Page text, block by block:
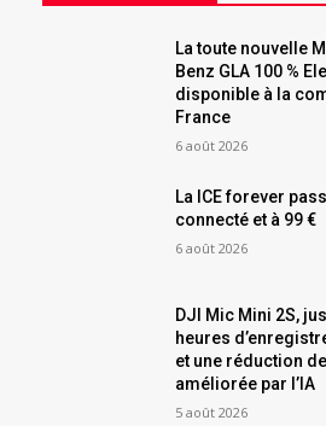
La toute nouvelle
Benz GLA 100 %
disponible à la
France
6 août 2026
La ICE forever
connecté et à 99 €
6 août 2026
DJI Mic Mini 2S,
heures
et une réduction
améliorée par l’IA
5 août 2026